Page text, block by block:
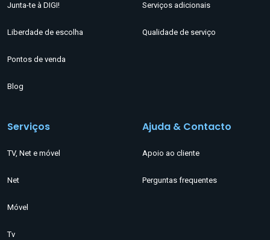
Junta-te à DIGI!
Liberdade de escolha
Pontos de venda
Blog
Serviços adicionais
Qualidade de serviço
Serviços
TV, Net e móvel
Net
Móvel
Tv
Ajuda & Contacto
Apoio ao cliente
Perguntas frequentes